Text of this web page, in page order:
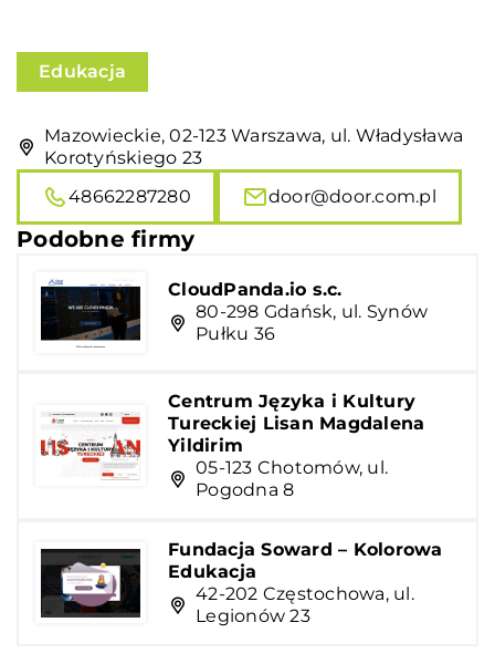
Edukacja
Mazowieckie, 02-123 Warszawa, ul. Władysława
Korotyńskiego 23
48662287280
door@door.com.pl
Podobne firmy
CloudPanda.io s.c.
80-298 Gdańsk, ul. Synów
Pułku 36
Centrum Języka i Kultury
Tureckiej Lisan Magdalena
Yildirim
05-123 Chotomów, ul.
Pogodna 8
Fundacja Soward – Kolorowa
Edukacja
42-202 Częstochowa, ul.
Legionów 23